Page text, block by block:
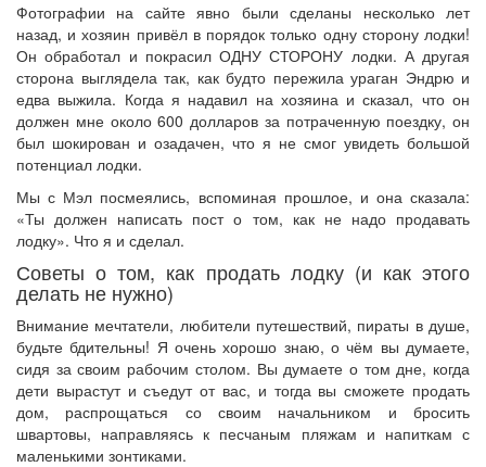
Фотографии на сайте явно были сделаны несколько лет
назад, и хозяин привёл в порядок только одну сторону лодки!
Он обработал и покрасил ОДНУ СТОРОНУ лодки. А другая
сторона выглядела так, как будто пережила ураган Эндрю и
едва выжила. Когда я надавил на хозяина и сказал, что он
должен мне около 600 долларов за потраченную поездку, он
был шокирован и озадачен, что я не смог увидеть большой
потенциал лодки.
Мы с Мэл посмеялись, вспоминая прошлое, и она сказала:
«Ты должен написать пост о том, как не надо продавать
лодку». Что я и сделал.
Советы о том, как продать лодку (и как этого
делать не нужно)
Внимание мечтатели, любители путешествий, пираты в душе,
будьте бдительны! Я очень хорошо знаю, о чём вы думаете,
сидя за своим рабочим столом. Вы думаете о том дне, когда
дети вырастут и съедут от вас, и тогда вы сможете продать
дом, распрощаться со своим начальником и бросить
швартовы, направляясь к песчаным пляжам и напиткам с
маленькими зонтиками.